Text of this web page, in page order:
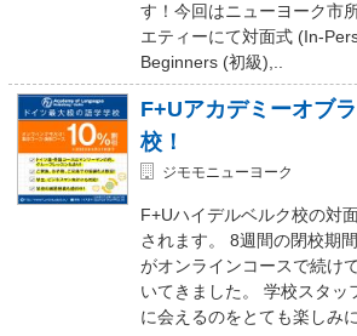
す！今回はニューヨーク市
エティーにて対面式 (In-
Beginners (初級),..
F+Uアカデミーオブ
校！
ジモモニューヨーク
F+Uハイデルベルク校の対
されます。 8週間の閉校期
がオンラインコースで続け
いてきました。 学校スタッ
に会えるのをとても楽しみ